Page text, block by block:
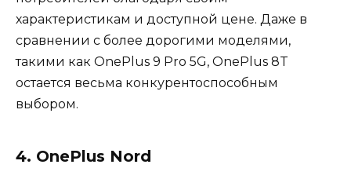
характеристикам и доступной цене. Даже в
сравнении с более дорогими моделями,
такими как OnePlus 9 Pro 5G, OnePlus 8T
остается весьма конкурентоспособным
выбором.
4. OnePlus Nord